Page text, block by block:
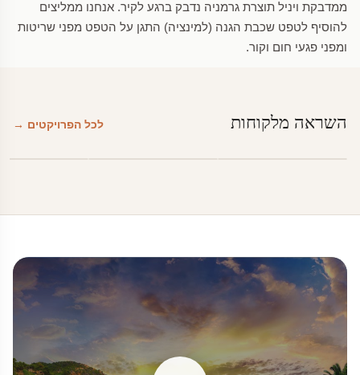
ממדבקת ויניל תוצרת גרמניה נדבק ברגע לקיר. אנחנו ממליצים
להוסיף לטפט שכבת הגנה (למינציה) התגן על הטפט מפני שריטות
ומפני פגעי חום וקור.
השראה מלקוחות לכל הפרויקטים →